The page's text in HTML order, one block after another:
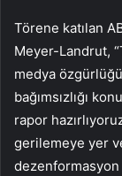
Törene katılan
Meyer-Landrut,
medya
bağımsızlığı
rapor
gerilemeye yer
dezenformasyon